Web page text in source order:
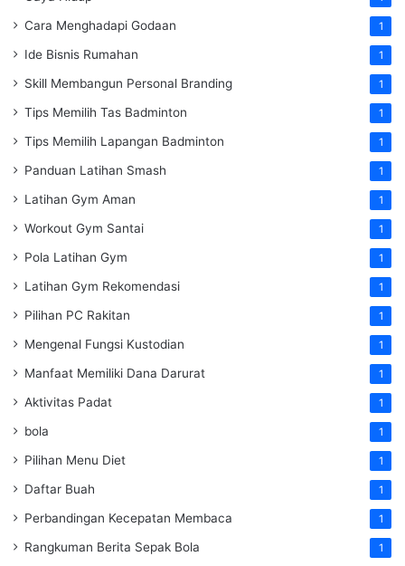
Cara Menghadapi Godaan 1
Ide Bisnis Rumahan 1
Skill Membangun Personal Branding 1
Tips Memilih Tas Badminton 1
Tips Memilih Lapangan Badminton 1
Panduan Latihan Smash 1
Latihan Gym Aman 1
Workout Gym Santai 1
Pola Latihan Gym 1
Latihan Gym Rekomendasi 1
Pilihan PC Rakitan 1
Mengenal Fungsi Kustodian 1
Manfaat Memiliki Dana Darurat 1
Aktivitas Padat 1
bola 1
Pilihan Menu Diet 1
Daftar Buah 1
Perbandingan Kecepatan Membaca 1
Rangkuman Berita Sepak Bola 1